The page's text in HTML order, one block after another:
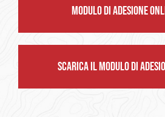
MODULO DI ADESIONE
SCARICA IL MODULO DI